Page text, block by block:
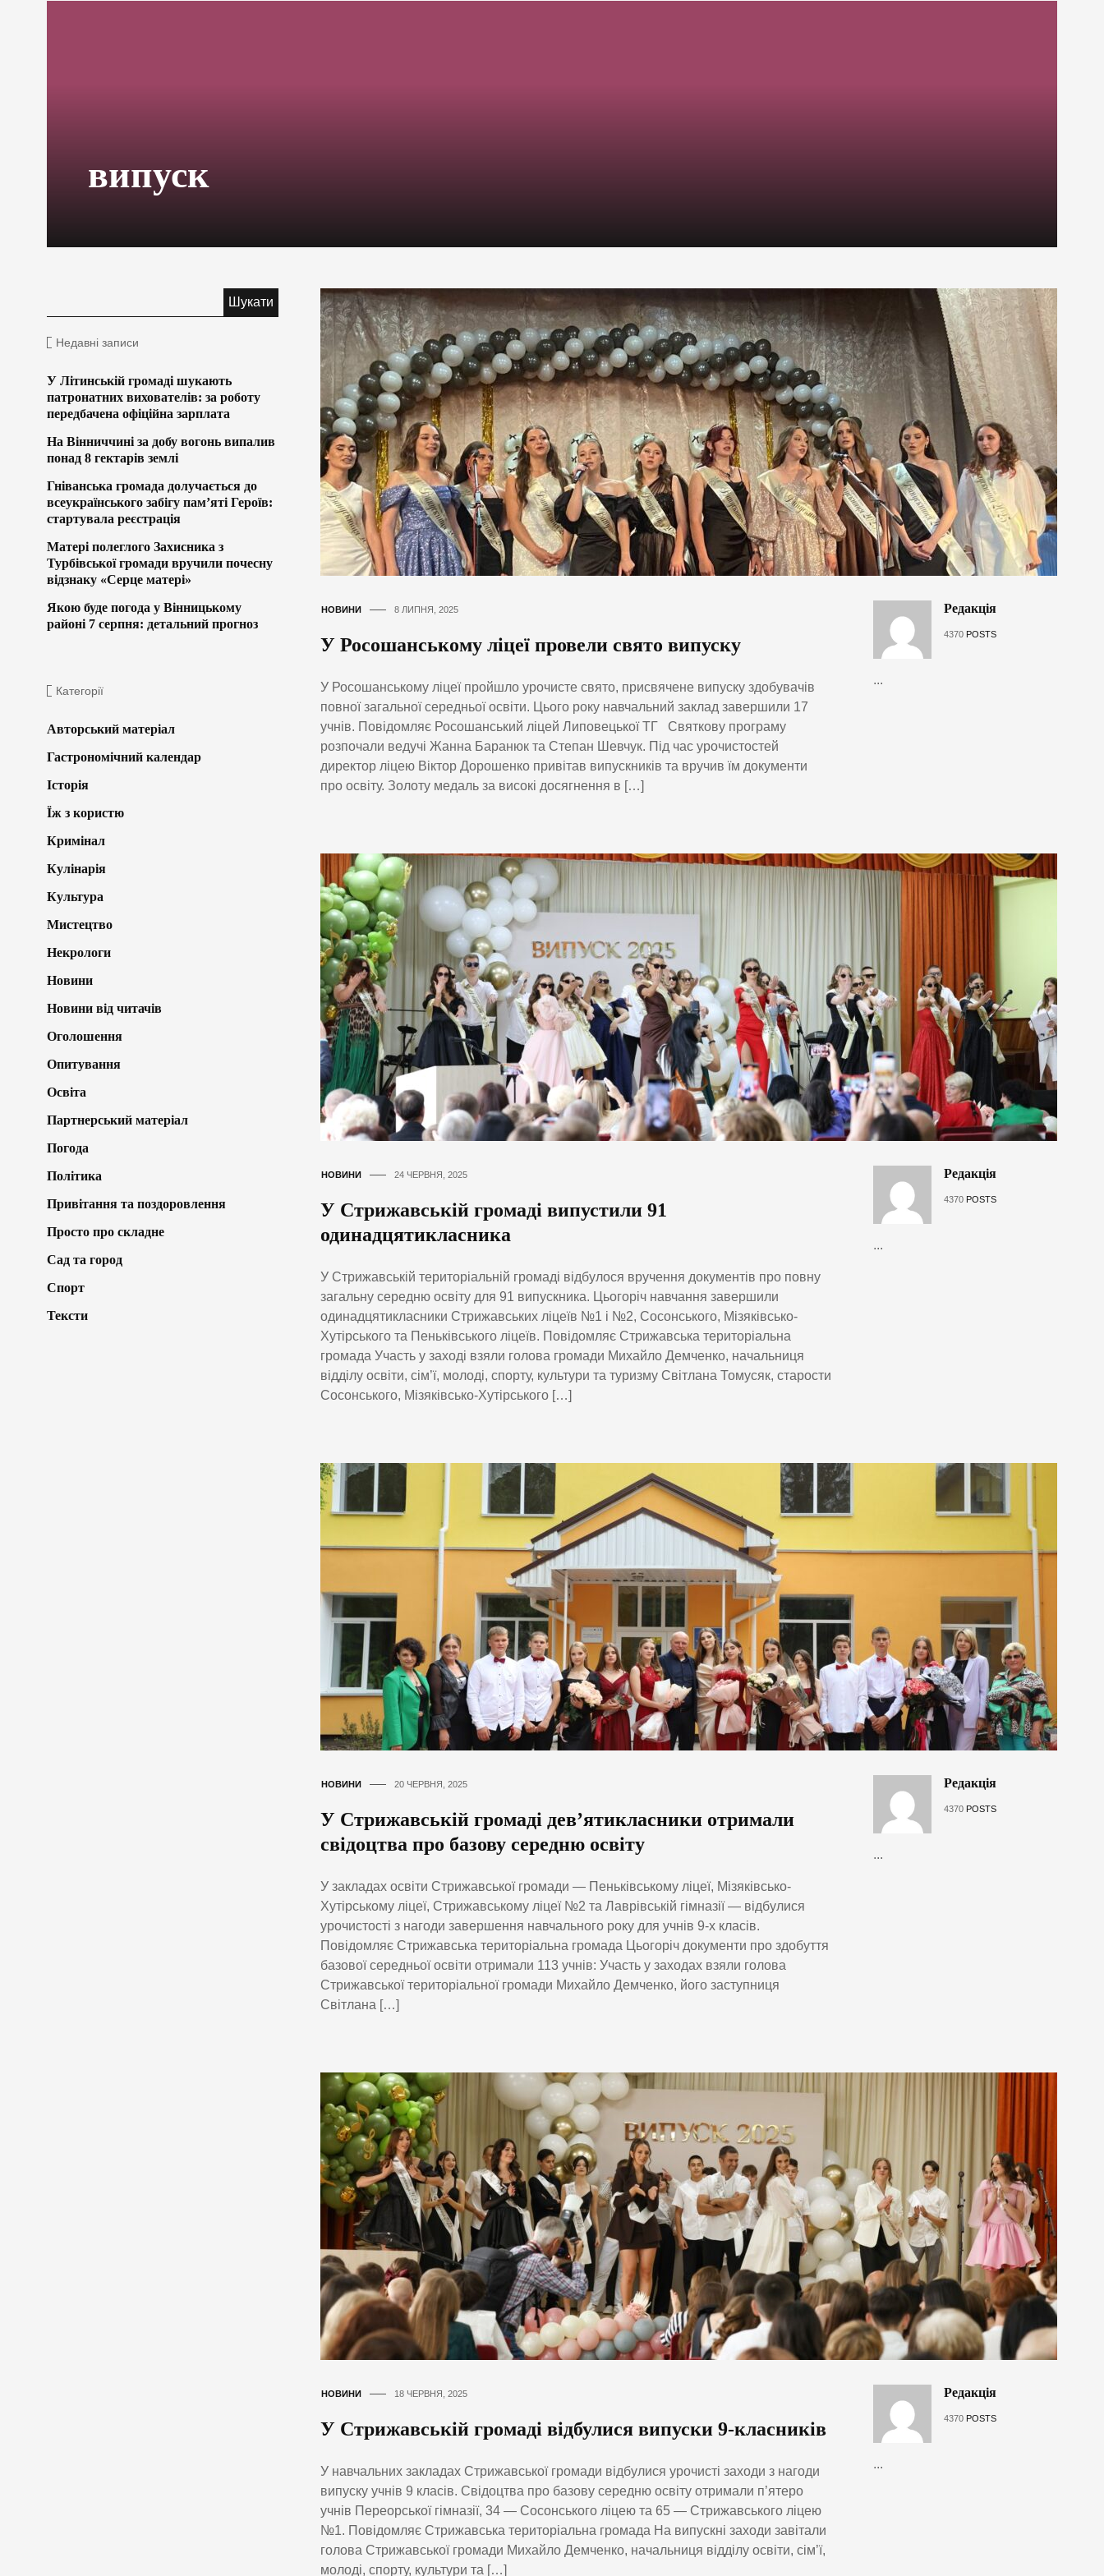
випуск
НОВИНИ 8 ЛИПНЯ, 2025
У Росошанському ліцеї провели свято випуску
У Росошанському ліцеї пройшло урочисте свято, присвячене випуску здобувачів
повної загальної середньої освіти. Цього року навчальний заклад завершили 17
учнів. Повідомляє Росошанський ліцей Липовецької ТГ Святкову програму
розпочали ведучі Жанна Баранюк та Степан Шевчук. Під час урочистостей
директор ліцею Віктор Дорошенко привітав випускників та вручив їм документи
про освіту. Золоту медаль за високі досягнення в […]
Редакція
4370 POSTS
...
НОВИНИ 24 ЧЕРВНЯ, 2025
У Стрижавській громаді випустили 91
одинадцятикласника
У Стрижавській територіальній громаді відбулося вручення документів про повну
загальну середню освіту для 91 випускника. Цьогоріч навчання завершили
одинадцятикласники Стрижавських ліцеїв №1 і №2, Сосонського, Мізяківсько-
Хутірського та Пеньківського ліцеїв. Повідомляє Стрижавська територіальна
громада Участь у заході взяли голова громади Михайло Демченко, начальниця
відділу освіти, сім’ї, молоді, спорту, культури та туризму Світлана Томусяк, старости
Сосонського, Мізяківсько-Хутірського […]
Редакція
4370 POSTS
...
НОВИНИ 20 ЧЕРВНЯ, 2025
У Стрижавській громаді дев’ятикласники отримали
свідоцтва про базову середню освіту
У закладах освіти Стрижавської громади — Пеньківському ліцеї, Мізяківсько-
Хутірському ліцеї, Стрижавському ліцеї №2 та Лаврівській гімназії — відбулися
урочистості з нагоди завершення навчального року для учнів 9-х класів.
Повідомляє Стрижавська територіальна громада Цьогоріч документи про здобуття
базової середньої освіти отримали 113 учнів: Участь у заходах взяли голова
Стрижавської територіальної громади Михайло Демченко, його заступниця
Світлана […]
Редакція
4370 POSTS
...
НОВИНИ 18 ЧЕРВНЯ, 2025
У Стрижавській громаді відбулися випуски 9-класників
У навчальних закладах Стрижавської громади відбулися урочисті заходи з нагоди
випуску учнів 9 класів. Свідоцтва про базову середню освіту отримали п’ятеро
учнів Переорської гімназії, 34 — Сосонського ліцею та 65 — Стрижавського ліцею
№1. Повідомляє Стрижавська територіальна громада На випускні заходи завітали
голова Стрижавської громади Михайло Демченко, начальниця відділу освіти, сім’ї,
молоді, спорту, культури та […]
Редакція
4370 POSTS
...
Недавні записи
У Літинській громаді шукають
патронатних вихователів: за роботу
передбачена офіційна зарплата
На Вінниччині за добу вогонь випалив
понад 8 гектарів землі
Гніванська громада долучається до
всеукраїнського забігу пам’яті Героїв:
стартувала реєстрація
Матері полеглого Захисника з
Турбівської громади вручили почесну
відзнаку «Серце матері»
Якою буде погода у Вінницькому
районі 7 серпня: детальний прогноз
Категорії
Авторський матеріал
Гастрономічний календар
Історія
Їж з користю
Кримінал
Кулінарія
Культура
Мистецтво
Некрологи
Новини
Новини від читачів
Оголошення
Опитування
Освіта
Партнерський матеріал
Погода
Політика
Привітання та поздоровлення
Просто про складне
Сад та город
Спорт
Тексти